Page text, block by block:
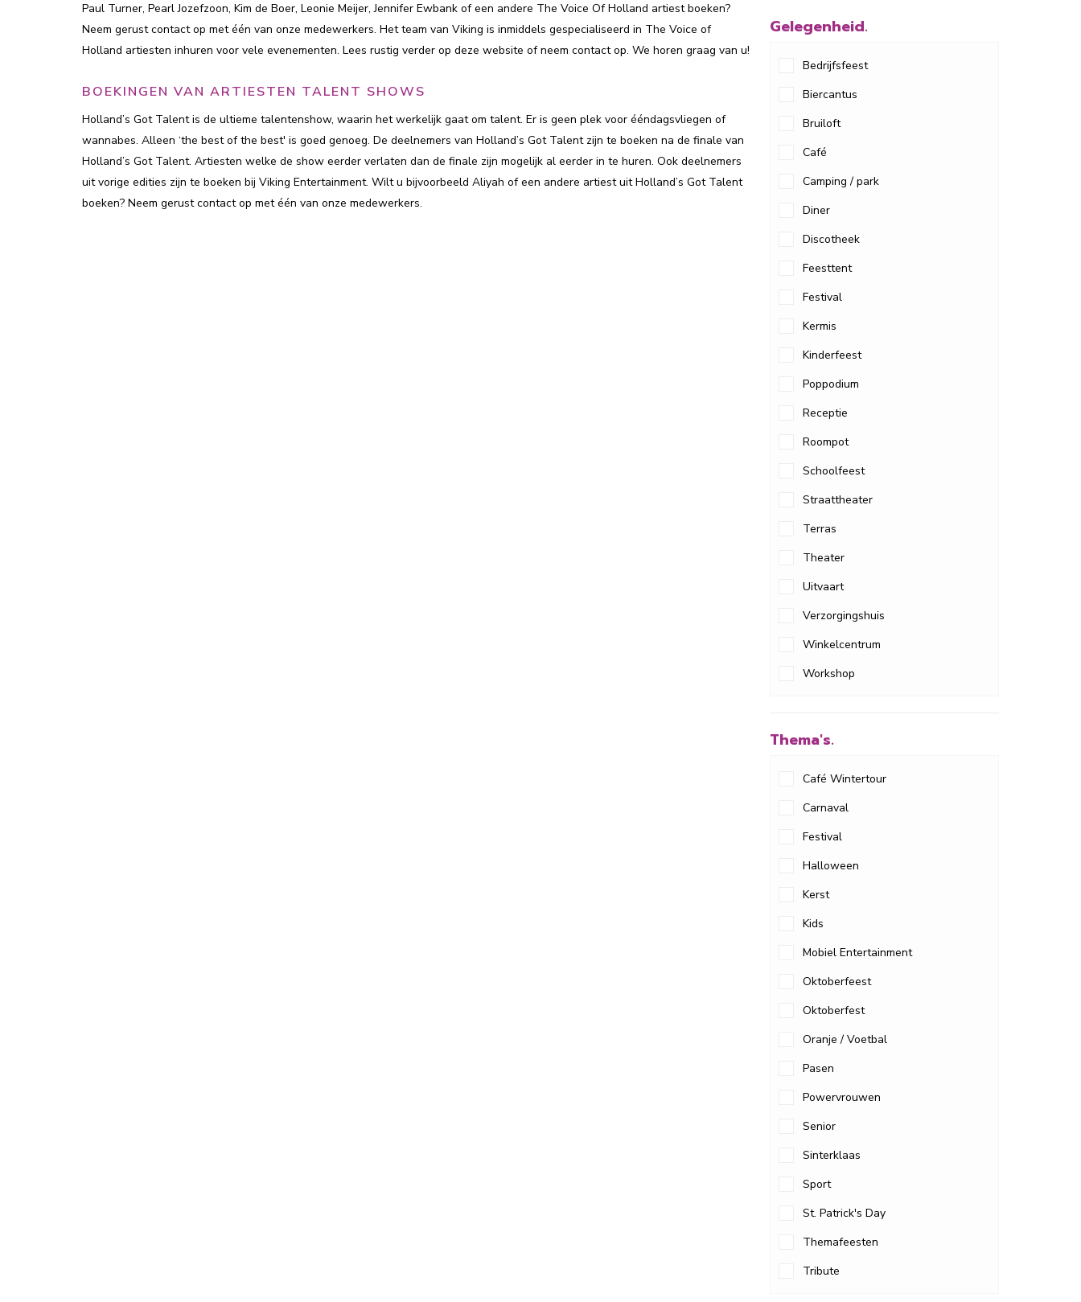
Paul Turner, Pearl Jozefzoon, Kim de Boer, Leonie Meijer, Jennifer Ewbank of een andere The Voice Of Holland artiest boeken?
Neem gerust contact op met één van onze medewerkers. Het team van Viking is inmiddels gespecialiseerd in The Voice of
Holland artiesten inhuren voor vele evenementen. Lees rustig verder op deze website of neem contact op. We horen graag van u!
BOEKINGEN VAN ARTIESTEN TALENT SHOWS
Holland’s Got Talent is de ultieme talentenshow, waarin het werkelijk gaat om talent. Er is geen plek voor ééndagsvliegen of
wannabes. Alleen ‘the best of the best' is goed genoeg. De deelnemers van Holland’s Got Talent zijn te boeken na de finale van
Holland’s Got Talent. Artiesten welke de show eerder verlaten dan de finale zijn mogelijk al eerder in te huren. Ook deelnemers
uit vorige edities zijn te boeken bij Viking Entertainment. Wilt u bijvoorbeeld Aliyah of een andere artiest uit Holland’s Got Talent
boeken? Neem gerust contact op met één van onze medewerkers.
Gelegenheid.
Bedrijfsfeest
Biercantus
Bruiloft
Café
Camping / park
Diner
Discotheek
Feesttent
Festival
Kermis
Kinderfeest
Poppodium
Receptie
Roompot
Schoolfeest
Straattheater
Terras
Theater
Uitvaart
Verzorgingshuis
Winkelcentrum
Workshop
Thema's.
Café Wintertour
Carnaval
Festival
Halloween
Kerst
Kids
Mobiel Entertainment
Oktoberfeest
Oktoberfest
Oranje / Voetbal
Pasen
Powervrouwen
Senior
Sinterklaas
Sport
St. Patrick's Day
Themafeesten
Tribute